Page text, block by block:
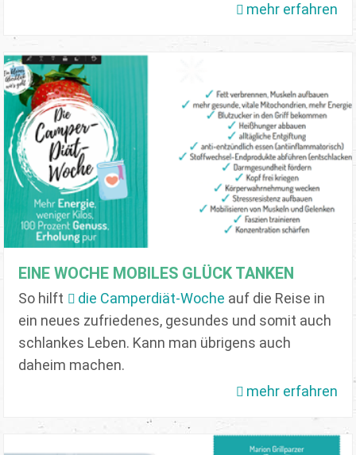
mehr erfahren
EINE WOCHE MOBILES GLÜCK TANKEN
So hilft die Camperdiät-Woche auf die Reise in
ein neues zufriedenes, gesundes und somit auch
schlankes Leben. Kann man übrigens auch
daheim machen.
mehr erfahren